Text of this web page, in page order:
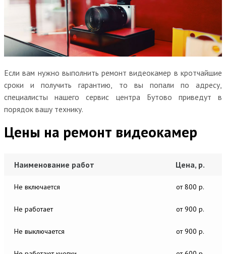
Если вам нужно выполнить ремонт видеокамер в кротчайшие
сроки и получить гарантию, то вы попали по адресу,
специалисты нашего сервис центра Бутово приведут в
порядок вашу технику.
Цены на ремонт видеокамер
Наименование работ Цена, р.
Не включается от 800 р.
Не работает от 900 р.
Не выключается от 900 р.